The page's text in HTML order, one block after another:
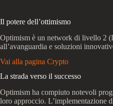
Il potere dell’ottimismo
Optimism è un network di livello 2
all’avanguardia e soluzioni
Vai alla pagina Crypto
La strada verso il successo
Optimism ha compiuto notevoli
loro approccio. L’implementazione